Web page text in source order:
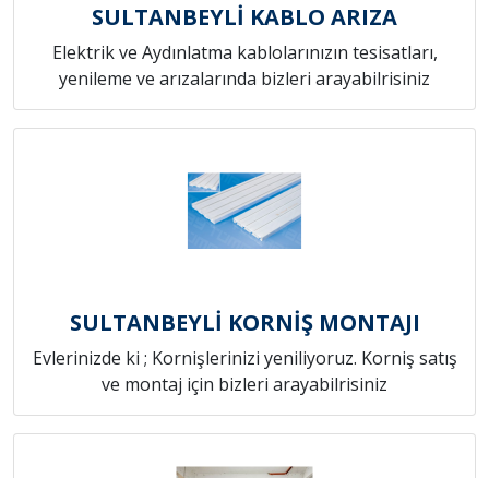
SULTANBEYLİ KABLO ARIZA
Elektrik ve Aydınlatma kablolarınızın tesisatları,
yenileme ve arızalarında bizleri arayabilrisiniz
SULTANBEYLİ KORNİŞ MONTAJI
Evlerinizde ki ; Kornişlerinizi yeniliyoruz. Korniş satış
ve montaj için bizleri arayabilrisiniz